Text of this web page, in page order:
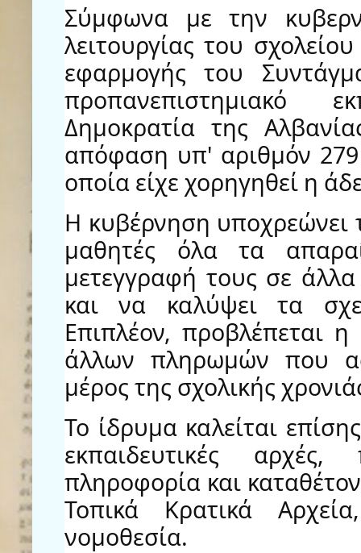
Σύμφωνα με την
λειτουργίας του
εφαρμογής του
προπανεπιστημιακό
Δημοκρατία της
απόφαση υπ' αριθμόν
οποία είχε χορηγηθεί η
Η κυβέρνηση υποχρεώνει
μαθητές όλα τα
μετεγγραφή τους σε
και να καλύψει τα
Επιπλέον, προβλέπεται
άλλων πληρωμών που
μέρος της σχολικής
Το ίδρυμα καλείται
εκπαιδευτικές
πληροφορία και
Τοπικά Κρατικά
νομοθεσία.